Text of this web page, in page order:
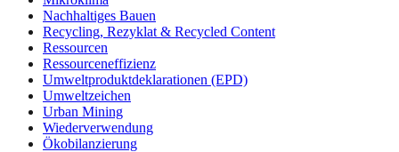
Nachhaltiges Bauen
Recycling, Rezyklat & Recycled Content
Ressourcen
Ressourceneffizienz
Umweltprodukt­deklarationen (EPD)
Umweltzeichen
Urban Mining
Wiederverwendung
Ökobilanzierung